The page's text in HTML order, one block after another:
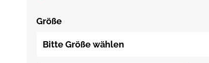
Größe
Bitte Größe wählen